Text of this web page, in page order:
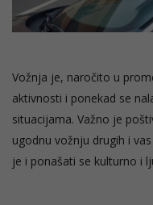
Vožnja je, naročito u
aktivnosti i ponekad se
situacijama. Važno je
ugodnu vožnju drugih i
je i ponašati se kulturno i